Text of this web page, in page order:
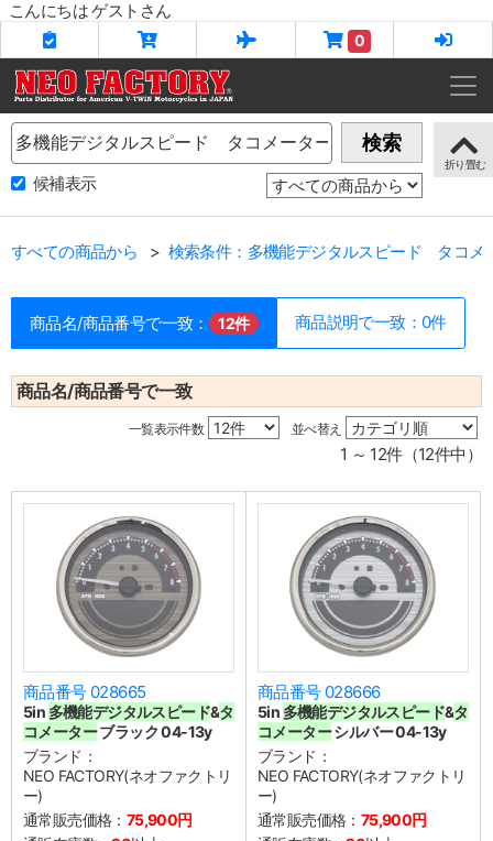
こんにちは ゲストさん
0
Name 検索
候補表示
すべての商品から 検索条件：多機能デジタルスピード タコメ
商品名/商品番号で一致： 12件 商品説明で一致：0件
商品名/商品番号で一致
一覧表示件数 並べ替え
1 ～ 12件（12件中）
商品番号 028665
5in 多機能デジタルスピード&タ
コメーターブラック 04-13y
ブランド：
NEO FACTORY(ネオファクトリ
ー)
通常販売価格： 75,900円
商品番号 028666
5in 多機能デジタルスピード&タ
コメーターシルバー 04-13y
ブランド：
NEO FACTORY(ネオファクトリ
ー)
通常販売価格： 75,900円